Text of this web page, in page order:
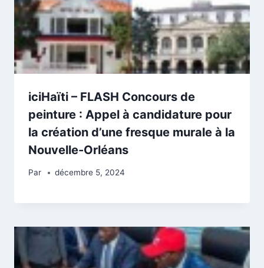
iciHaïti – FLASH Concours de
peinture : Appel à candidature pour
la création d’une fresque murale à la
Nouvelle-Orléans
Par décembre 5, 2024